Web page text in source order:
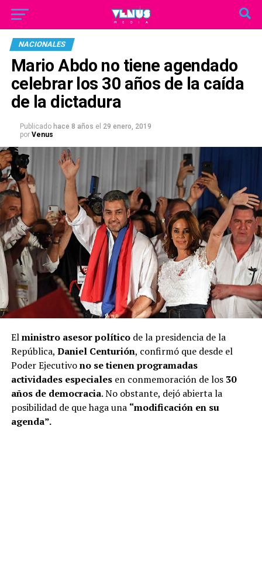
NACIONALES
Mario Abdo no tiene agendado
celebrar los 30 años de la caída
de la dictadura
Publicado hace 8 años el 29 enero, 2019
por Venus
Elministro asesor políticode la presidencia de la
República, Daniel Centurión, confirmó que desde el
Poder Ejecutivono se tienen programadas
actividades especialesen conmemoración de los 30
años de democracia. No obstante, dejó abierta la
posibilidad de que haga una “modificación en su
agenda”.